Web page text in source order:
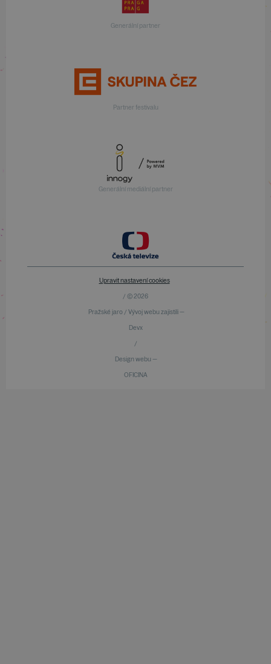
Generální partner
Partner festivalu
Generální mediální partner
Upravit nastavení cookies
/ © 2026
Pražské jaro / Vývoj webu zajistili —
Devx
/
Design webu —
OFICINA